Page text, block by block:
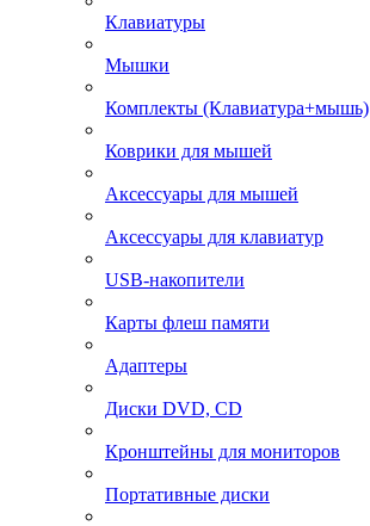
Клавиатуры
Мышки
Комплекты (Клавиатура+мышь)
Коврики для мышей
Аксессуары для мышей
Аксессуары для клавиатур
USB-накопители
Карты флеш памяти
Адаптеры
Диски DVD, CD
Кронштейны для мониторов
Портативные диски